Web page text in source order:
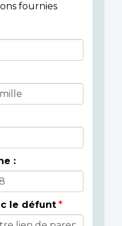
fournies
:
le défunt